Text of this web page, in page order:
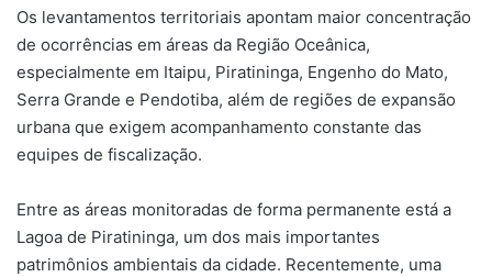
Os levantamentos territoriais apontam maior concentração
de ocorrências em áreas da Região Oceânica,
especialmente em Itaipu, Piratininga, Engenho do Mato,
Serra Grande e Pendotiba, além de regiões de expansão
urbana que exigem acompanhamento constante das
equipes de fiscalização.
Entre as áreas monitoradas de forma permanente está a
Lagoa de Piratininga, um dos mais importantes
patrimônios ambientais da cidade. Recentemente, uma